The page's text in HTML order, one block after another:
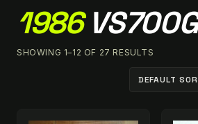
1986
SHOWING 1–12 OF 27 RESULTS